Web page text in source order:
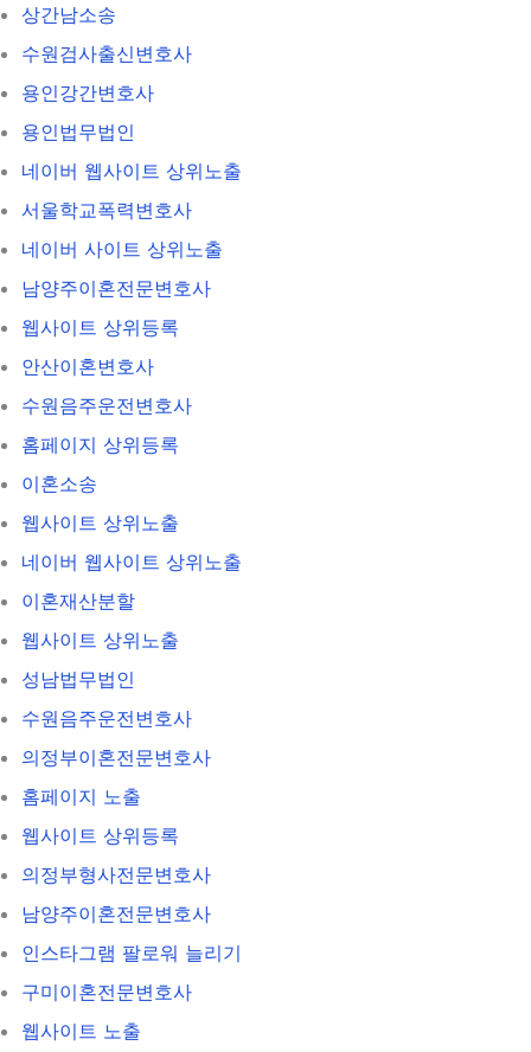
상간남소송
수원검사출신변호사
용인강간변호사
용인법무법인
네이버 웹사이트 상위노출
서울학교폭력변호사
네이버 사이트 상위노출
남양주이혼전문변호사
웹사이트 상위등록
안산이혼변호사
수원음주운전변호사
홈페이지 상위등록
이혼소송
웹사이트 상위노출
네이버 웹사이트 상위노출
이혼재산분할
웹사이트 상위노출
성남법무법인
수원음주운전변호사
의정부이혼전문변호사
홈페이지 노출
웹사이트 상위등록
의정부형사전문변호사
남양주이혼전문변호사
인스타그램 팔로워 늘리기
구미이혼전문변호사
웹사이트 노출